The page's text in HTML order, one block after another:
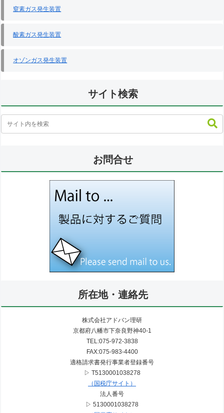
窒素ガス発生装置
酸素ガス発生装置
オゾンガス発生装置
サイト検索
お問合せ
所在地・連絡先
株式会社アドバン理研
京都府八幡市下奈良野神40-1
TEL:075-972-3838
FAX:075-983-4400
適格請求書発行事業者登録番号
▷ T5130001038278
（国税庁サイト）
法人番号
▷ 5130001038278